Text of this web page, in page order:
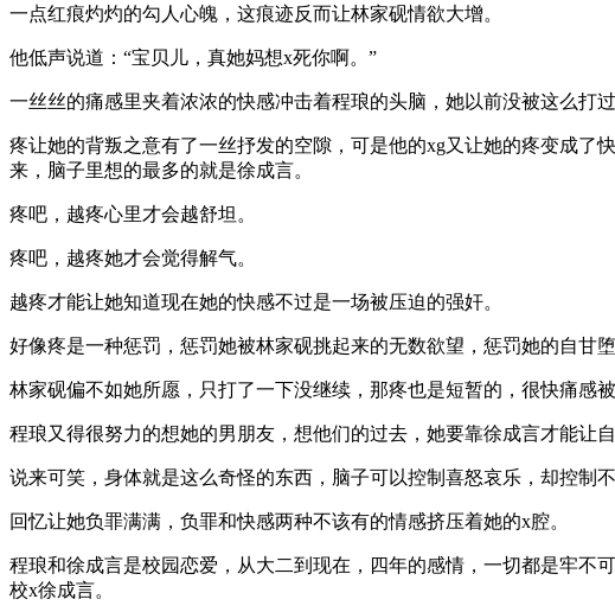
一点红痕灼灼的勾人心魄，这痕迹反而让林家砚情欲大增。
他低声说道：“宝贝儿，真她妈想x死你啊。”
一丝丝的痛感里夹着浓浓的快感冲击着程琅的头脑，她以前没被这么打
疼让她的背叛之意有了一丝抒发的空隙，可是他的xg又让她的疼变成了
来，脑子里想的最多的就是徐成言。
疼吧，越疼心里才会越舒坦。
疼吧，越疼她才会觉得解气。
越疼才能让她知道现在她的快感不过是一场被压迫的强奸。
好像疼是一种惩罚，惩罚她被林家砚挑起来的无数欲望，惩罚她的自甘堕
林家砚偏不如她所愿，只打了一下没继续，那疼也是短暂的，很快痛感被
程琅又得很努力的想她的男朋友，想他们的过去，她要靠徐成言才能让
说来可笑，身体就是这么奇怪的东西，脑子可以控制喜怒哀乐，却控制
回忆让她负罪满满，负罪和快感两种不该有的情感挤压着她的x腔。
程琅和徐成言是校园恋爱，从大二到现在，四年的感情，一切都是牢不
校x徐成言。